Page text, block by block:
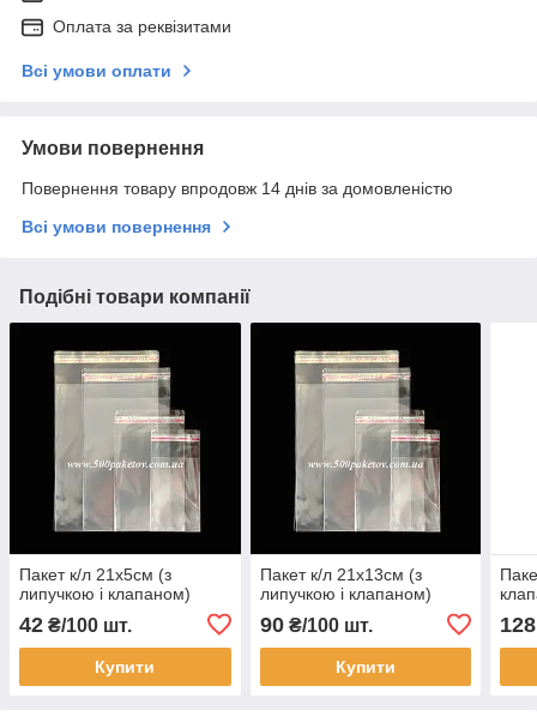
Оплата за реквізитами
Всі умови оплати
Умови повернення
Повернення товару впродовж 14 днів за домовленістю
Всі умови повернення
Подібні товари компанії
Пакет к/л 21х5см (з
липучкою і клапаном)
42 ₴/100 шт.
Купити
Пакет к/л 21х13см (з
липучкою і клапаном)
90₴/100 шт.
Купити
128